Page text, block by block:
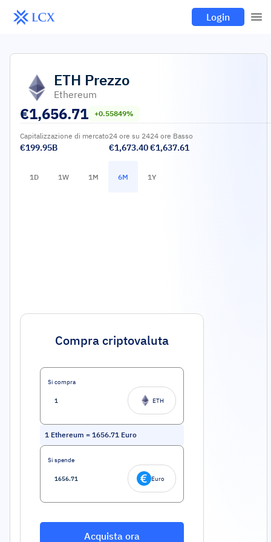
Login
ETH Prezzo
Ethereum
€1,656.71 +0.55849%
Capitalizzazione di mercato
€199.95B
24 ore su 24
€1,673.40
24 ore Basso
€1,637.61
1D 1W 1M 6M 1Y
Compra criptovaluta
Si compra
ETH
1 Ethereum = 1656.71 Euro
Si spende
Euro
Acquista ora